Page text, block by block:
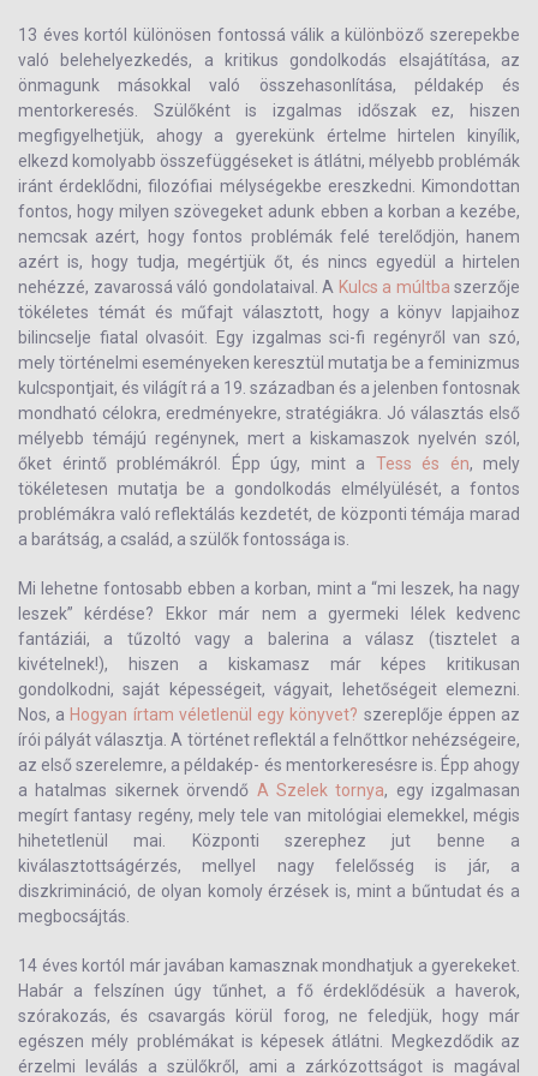
13 éves kortól különösen fontossá válik a különböző szerepekbe
való belehelyezkedés, a kritikus gondolkodás elsajátítása, az
önmagunk másokkal való összehasonlítása, példakép és
mentorkeresés. Szülőként is izgalmas időszak ez, hiszen
megfigyelhetjük, ahogy a gyerekünk értelme hirtelen kinyílik,
elkezd komolyabb összefüggéseket is átlátni, mélyebb problémák
iránt érdeklődni, filozófiai mélységekbe ereszkedni. Kimondottan
fontos, hogy milyen szövegeket adunk ebben a korban a kezébe,
nemcsak azért, hogy fontos problémák felé terelődjön, hanem
azért is, hogy tudja, megértjük őt, és nincs egyedül a hirtelen
nehézzé, zavarossá váló gondolataival. A Kulcs a múltba szerzője
tökéletes témát és műfajt választott, hogy a könyv lapjaihoz
bilincselje fiatal olvasóit. Egy izgalmas sci-fi regényről van szó,
mely történelmi eseményeken keresztül mutatja be a feminizmus
kulcspontjait, és világít rá a 19. században és a jelenben fontosnak
mondható célokra, eredményekre, stratégiákra. Jó választás első
mélyebb témájú regénynek, mert a kiskamaszok nyelvén szól,
őket érintő problémákról. Épp úgy, mint a Tess és én, mely
tökéletesen mutatja be a gondolkodás elmélyülését, a fontos
problémákra való reflektálás kezdetét, de központi témája marad
a barátság, a család, a szülők fontossága is.
Mi lehetne fontosabb ebben a korban, mint a “mi leszek, ha nagy
leszek” kérdése? Ekkor már nem a gyermeki lélek kedvenc
fantáziái, a tűzoltó vagy a balerina a válasz (tisztelet a
kivételnek!), hiszen a kiskamasz már képes kritikusan
gondolkodni, saját képességeit, vágyait, lehetőségeit elemezni.
Nos, a Hogyan írtam véletlenül egy könyvet? szereplője éppen az
írói pályát választja. A történet reflektál a felnőttkor nehézségeire,
az első szerelemre, a példakép- és mentorkeresésre is. Épp ahogy
a hatalmas sikernek örvendő A Szelek tornya, egy izgalmasan
megírt fantasy regény, mely tele van mitológiai elemekkel, mégis
hihetetlenül mai. Központi szerephez jut benne a
kiválasztottságérzés, mellyel nagy felelősség is jár, a
diszkrimináció, de olyan komoly érzések is, mint a bűntudat és a
megbocsájtás.
14 éves kortól már javában kamasznak mondhatjuk a gyerekeket.
Habár a felszínen úgy tűnhet, a fő érdeklődésük a haverok,
szórakozás, és csavargás körül forog, ne feledjük, hogy már
egészen mély problémákat is képesek átlátni. Megkezdődik az
érzelmi leválás a szülőkről, ami a zárkózottságot is magával